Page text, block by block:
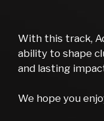
With this track,
ability to shape
and lasting
We hope you